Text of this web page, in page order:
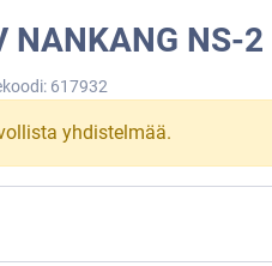
NANKANG NS-2
617932
yhdistelmää.